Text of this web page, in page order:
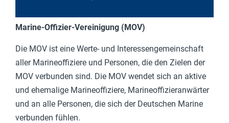
Marine-Offizier-Vereinigung (MOV)
Die MOV ist eine Werte- und Interessengemeinschaft
aller Marineoffiziere und Personen, die den Zielen der
MOV verbunden sind. Die MOV wendet sich an aktive
und ehemalige Marineoffiziere, Marineoffizieranwärter
und an alle Personen, die sich der Deutschen Marine
verbunden fühlen.